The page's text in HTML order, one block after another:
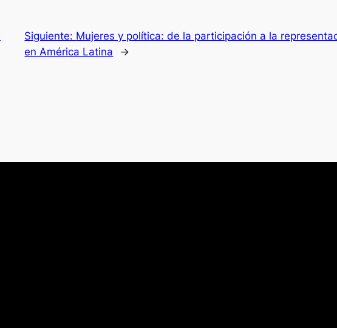
Siguiente: Mujeres y política: de la participación a la
en América Latina
→